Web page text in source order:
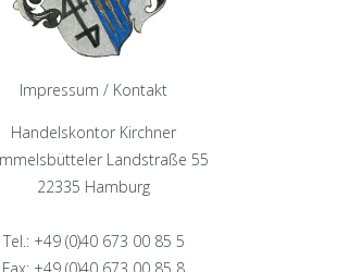
Impressum / Kontakt
Handelskontor Kirchner
Landstraße 55
22335 Hamburg
Tel.: +49 (0)40 673 00 85 5